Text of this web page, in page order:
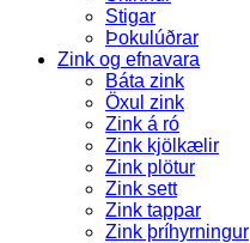
Stigar
Þokulúðrar
Zink og efnavara
Báta zink
Öxul zink
Zink á ró
Zink kjölkælir
Zink plötur
Zink sett
Zink tappar
Zink þríhyrningur